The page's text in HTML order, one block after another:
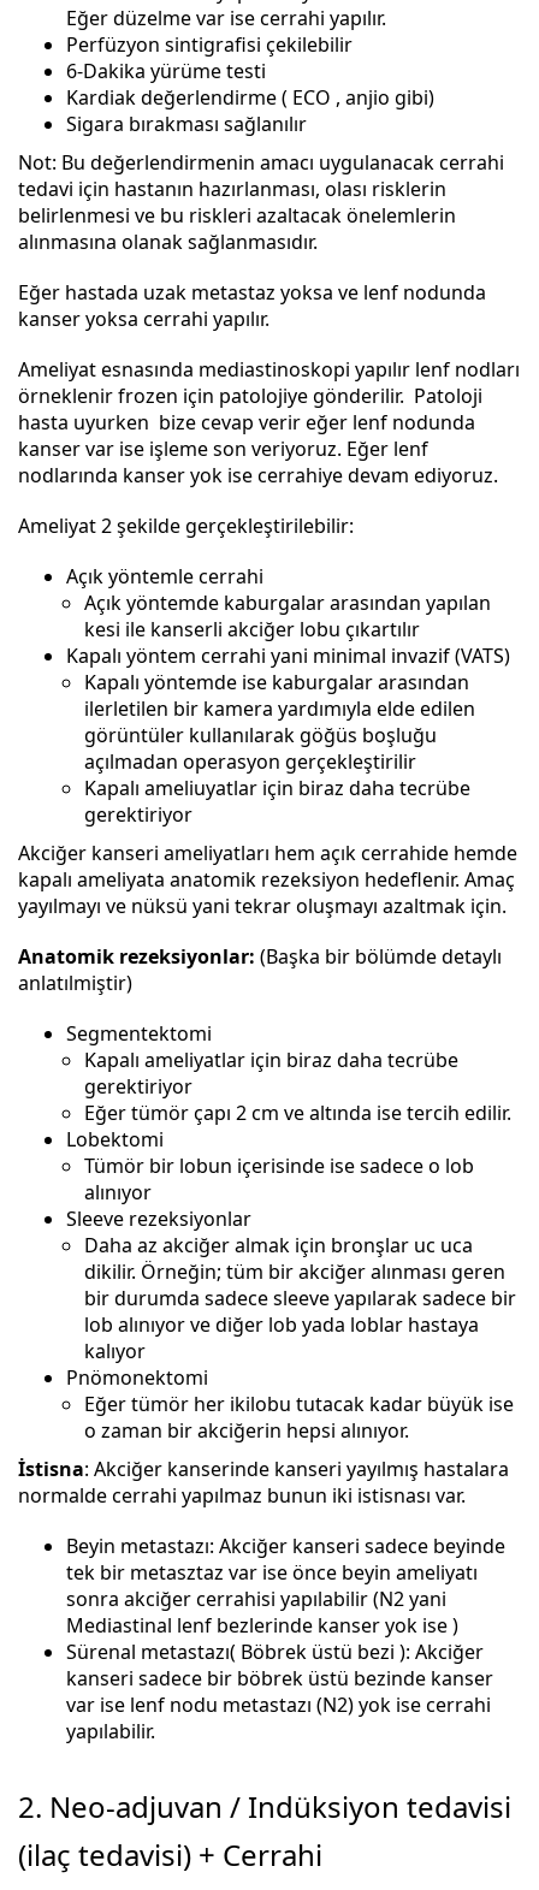
Eğer düzelme var ise cerrahi yapılır.
Perfüzyon sintigrafisi çekilebilir
6-Dakika yürüme testi
Kardiak değerlendirme ( ECO , anjio gibi)
Sigara bırakması sağlanılır
Not: Bu değerlendirmenin amacı uygulanacak cerrahi
tedavi için hastanın hazırlanması, olası risklerin
belirlenmesi ve bu riskleri azaltacak önelemlerin
alınmasına olanak sağlanmasıdır.
Eğer hastada uzak metastaz yoksa ve lenf nodunda
kanser yoksa cerrahi yapılır.
Ameliyat esnasında mediastinoskopi yapılır lenf nodları
örneklenir frozen için patolojiye gönderilir. Patoloji
hasta uyurken bize cevap verir eğer lenf nodunda
kanser var ise işleme son veriyoruz. Eğer lenf
nodlarında kanser yok ise cerrahiye devam ediyoruz.
Ameliyat 2 şekilde gerçekleştirilebilir:
Açık yöntemle cerrahi
Açık yöntemde kaburgalar arasından yapılan
kesi ile kanserli akciğer lobu çıkartılır
Kapalı yöntem cerrahi yani minimal invazif (VATS)
Kapalı yöntemde ise kaburgalar arasından
ilerletilen bir kamera yardımıyla elde edilen
görüntüler kullanılarak göğüs boşluğu
açılmadan operasyon gerçekleştirilir
Kapalı ameliuyatlar için biraz daha tecrübe
gerektiriyor
Akciğer kanseri ameliyatları hem açık cerrahide hemde
kapalı ameliyata anatomik rezeksiyon hedeflenir. Amaç
yayılmayı ve nüksü yani tekrar oluşmayı azaltmak için.
Anatomik rezeksiyonlar: (Başka bir bölümde detaylı
anlatılmiştir)
Segmentektomi
Kapalı ameliyatlar için biraz daha tecrübe
gerektiriyor
Eğer tümör çapı 2 cm ve altında ise tercih edilir.
Lobektomi
Tümör bir lobun içerisinde ise sadece o lob
alınıyor
Sleeve rezeksiyonlar
Daha az akciğer almak için bronşlar uc uca
dikilir. Örneğin; tüm bir akciğer alınması geren
bir durumda sadece sleeve yapılarak sadece bir
lob alınıyor ve diğer lob yada loblar hastaya
kalıyor
Pnömonektomi
Eğer tümör her ikilobu tutacak kadar büyük ise
o zaman bir akciğerin hepsi alınıyor.
İstisna: Akciğer kanserinde kanseri yayılmış hastalara
normalde cerrahi yapılmaz bunun iki istisnası var.
Beyin metastazı: Akciğer kanseri sadece beyinde
tek bir metasztaz var ise önce beyin ameliyatı
sonra akciğer cerrahisi yapılabilir (N2 yani
Mediastinal lenf bezlerinde kanser yok ise )
Sürenal metastazı( Böbrek üstü bezi ): Akciğer
kanseri sadece bir böbrek üstü bezinde kanser
var ise lenf nodu metastazı (N2) yok ise cerrahi
yapılabilir.
2. Neo-adjuvan / Indüksiyon tedavisi
(ilaç tedavisi) + Cerrahi